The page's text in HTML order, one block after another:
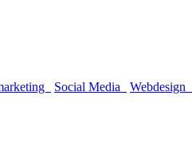
Social Media Webdesign